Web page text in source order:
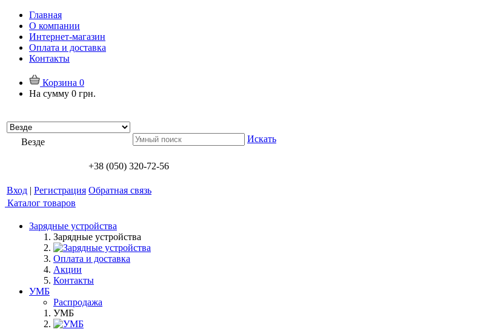
Главная
О компании
Интернет-магазин
Оплата и доставка
Контакты
Корзина 0
На сумму 0 грн.
Везде Искать
+38 (050) 320-72-56
Вход | Регистрация Обратная связь
Каталог товаров
Зарядные устройства
Зарядные устройства
Оплата и доставка
Акции
Контакты
УМБ
Распродажа
УМБ